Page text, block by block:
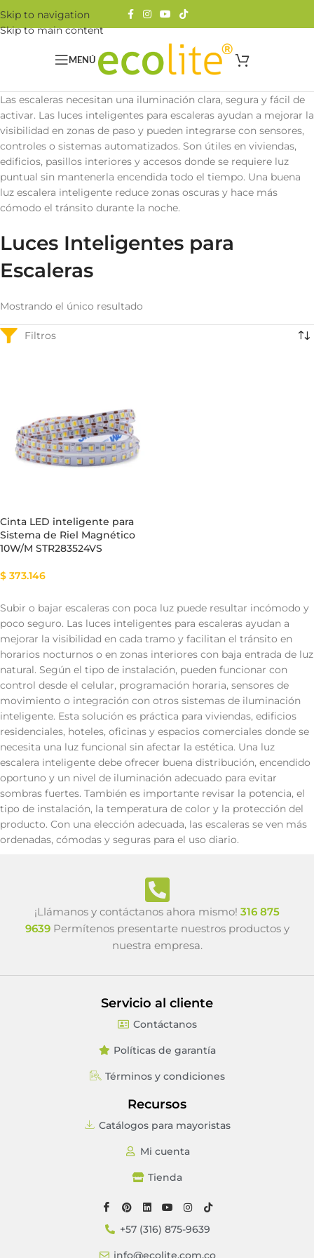
Skip to navigation
Skip to main content
MENÚ
Las escaleras necesitan una iluminación clara, segura y fácil de
activar. Las luces inteligentes para escaleras ayudan a mejorar la
visibilidad en zonas de paso y pueden integrarse con sensores,
controles o sistemas automatizados. Son útiles en viviendas,
edificios, pasillos interiores y accesos donde se requiere luz
puntual sin mantenerla encendida todo el tiempo. Una buena
luz escalera inteligente reduce zonas oscuras y hace más
cómodo el tránsito durante la noche.
Luces Inteligentes para
Escaleras
Mostrando el único resultado
Cinta LED inteligente para
Sistema de Riel Magnético
10W/M STR283524VS
$ 373.146
Subir o bajar escaleras con poca luz puede resultar incómodo y
poco seguro. Las luces inteligentes para escaleras ayudan a
mejorar la visibilidad en cada tramo y facilitan el tránsito en
horarios nocturnos o en zonas interiores con baja entrada de luz
natural. Según el tipo de instalación, pueden funcionar con
control desde el celular, programación horaria, sensores de
movimiento o integración con otros sistemas de iluminación
inteligente. Esta solución es práctica para viviendas, edificios
residenciales, hoteles, oficinas y espacios comerciales donde se
necesita una luz funcional sin afectar la estética. Una luz
escalera inteligente debe ofrecer buena distribución, encendido
oportuno y un nivel de iluminación adecuado para evitar
sombras fuertes. También es importante revisar la potencia, el
tipo de instalación, la temperatura de color y la protección del
producto. Con una elección adecuada, las escaleras se ven más
ordenadas, cómodas y seguras para el uso diario.
¡Llámanos y contáctanos ahora mismo! 316 875
9639Permítenos presentarte nuestros productos y
nuestra empresa.
Servicio al cliente
Contáctanos
Políticas de garantía
Términos y condiciones
Recursos
Catálogos para mayoristas
Mi cuenta
Tienda
+57 (316) 875-9639
info@ecolite.com.co